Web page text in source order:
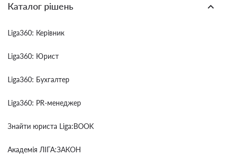
Каталог рішень
Liga360: Керівник
Liga360: Юрист
Liga360: Бухгалтер
Liga360: PR-менеджер
Знайти юриста Liga:BOOK
Академія ЛІГА:ЗАКОН